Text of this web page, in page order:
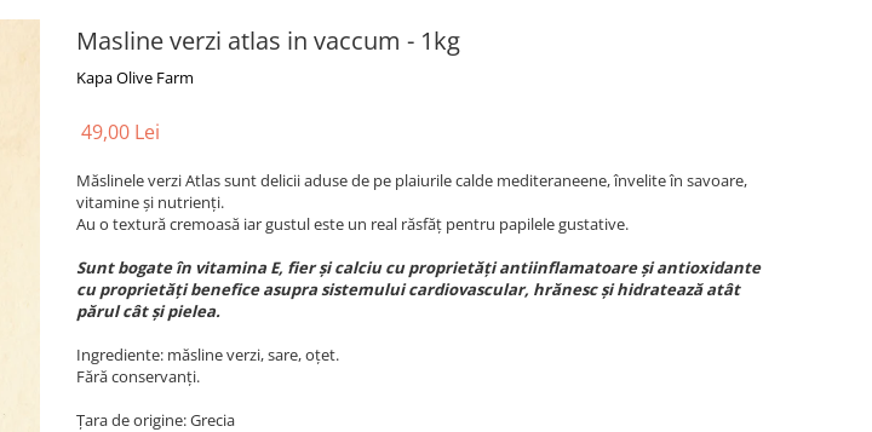
Masline verzi atlas in vaccum - 1kg
Kapa Olive Farm
49,00 Lei
Măslinele verzi Atlas sunt delicii aduse de pe plaiurile calde mediteraneene, învelite în savoare,
vitamine și nutrienți.
Au o textură cremoasă iar gustul este un real răsfăț pentru papilele gustative.
Sunt bogate în vitamina E, fier și calciu cu proprietăți antiinflamatoare și antioxidante
cu proprietăți benefice asupra sistemului cardiovascular, hrănesc și hidratează atât
părul cât și pielea.
Ingrediente: măsline verzi, sare, oțet.
Fără conservanți.
Țara de origine: Grecia